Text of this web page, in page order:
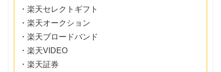
・楽天セレクトギフト
・楽天オークション
・楽天ブロードバンド
・楽天VIDEO
・楽天証券